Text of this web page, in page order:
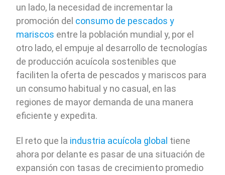
un lado, la necesidad de incrementar la
promoción del consumo de pescados y
mariscos entre la población mundial y, por el
otro lado, el empuje al desarrollo de tecnologías
de producción acuícola sostenibles que
faciliten la oferta de pescados y mariscos para
un consumo habitual y no casual, en las
regiones de mayor demanda de una manera
eficiente y expedita.
El reto que la industria acuícola global tiene
ahora por delante es pasar de una situación de
expansión con tasas de crecimiento promedio